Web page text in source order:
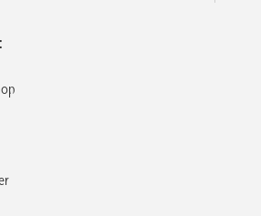
zeigt anhand von praktischen
von der Solarwirtschaft erwarten, um
Energien umzustellen und sich von
zu machen – auch mit
betriebenen Solaranlagen speisen den
ins Netz ein. Doch auch die Betreiber
vor dem Problem, was sie mit ihrem
die Einspeisevergütung ausläuft. Im